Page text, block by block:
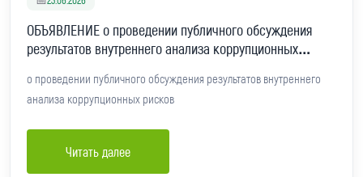
ОБЪЯВЛЕНИЕ о проведении публичного обсуждения
результатов внутреннего анализа коррупционных
о проведении публичного обсуждения результатов внутреннего
анализа коррупционных рисков
Читать далее